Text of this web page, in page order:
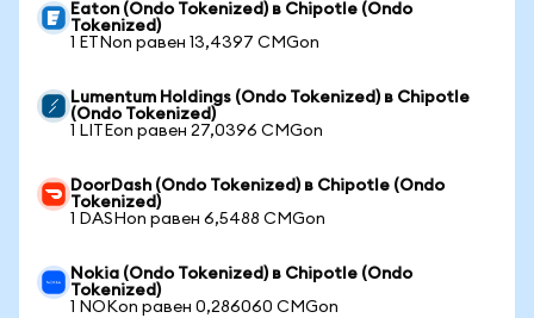
Eaton (Ondo Tokenized) в Chipotle (Ondo
Tokenized)
1 ETNon равен 13,4397 CMGon
Lumentum Holdings (Ondo Tokenized) в Chipotle
(Ondo Tokenized)
1 LITEon равен 27,0396 CMGon
DoorDash (Ondo Tokenized) в Chipotle (Ondo
Tokenized)
1 DASHon равен 6,5488 CMGon
Nokia (Ondo Tokenized) в Chipotle (Ondo
Tokenized)
1 NOKon равен 0,286060 CMGon